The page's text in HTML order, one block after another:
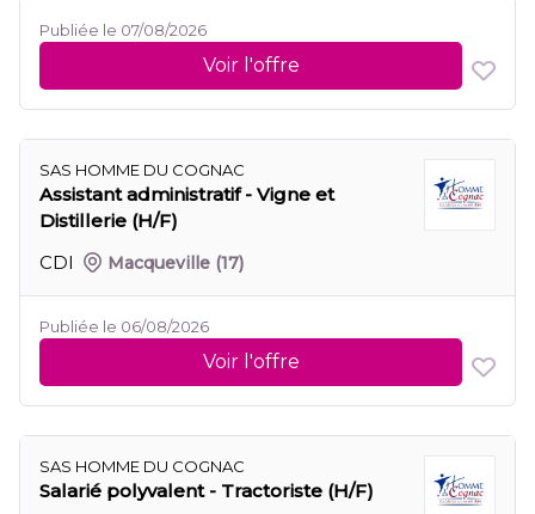
Publiée le 07/08/2026
Voir l'offre
SAS HOMME DU COGNAC
Assistant administratif - Vigne et
Distillerie (H/F)
CDI
Macqueville (17)
Publiée le 06/08/2026
Voir l'offre
SAS HOMME DU COGNAC
Salarié polyvalent - Tractoriste (H/F)